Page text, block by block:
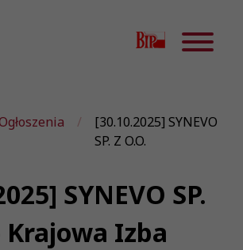
[30.10.2025] SYNEVO
SP. Z O.O.
SYNEVO SP.
Krajowa Izba